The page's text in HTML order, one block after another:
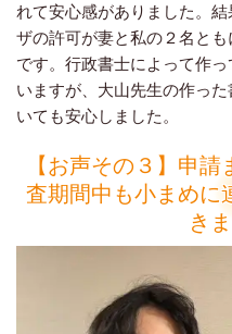
れて安心感がありました。
ザの許可が妻と私の２名と
です。行政書士によって作
いますが、大山先生の作っ
いても安心しました。
【お声その３】申
査期間中も小まめに
き